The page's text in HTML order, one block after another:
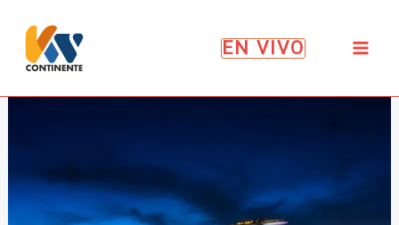
contenido
EN VIVO